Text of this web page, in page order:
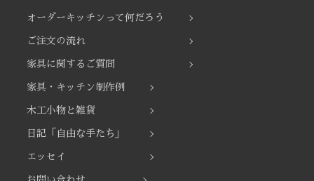
オーダーキッチンって何だろう
ご注文の流れ
家具に関するご質問
家具・キッチン制作例
木工小物と雑貨
日記「自由な手たち」
エッセイ